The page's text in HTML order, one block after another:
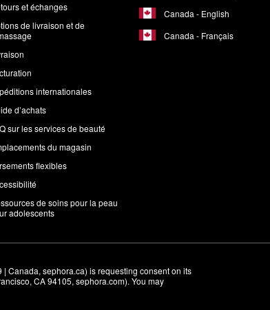
et échanges
de livraison et de
internationales
d’achats
sur les services de beauté
du magasin
flexibles
de soins pour la peau
adolescents
Canada - English
Canada - Français
Canada, sephora.ca) is requesting consent on its
CA 94105, sephora.com). You may